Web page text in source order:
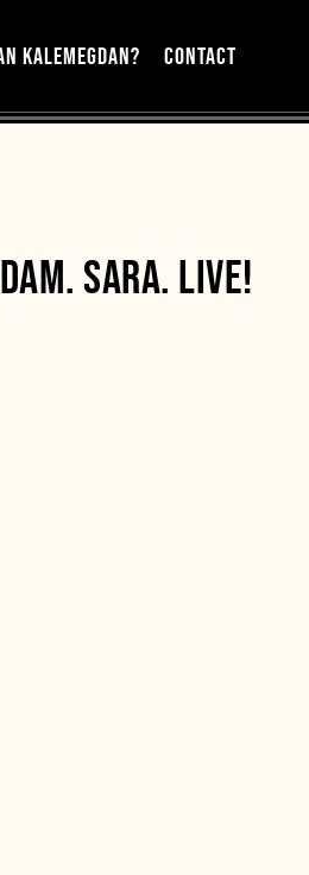
KALEMEGDAN? CONTACT
SARA. LIVE!